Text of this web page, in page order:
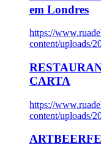
em Londres
https://
content/uploads/
CARTA
https://
content/uploads/